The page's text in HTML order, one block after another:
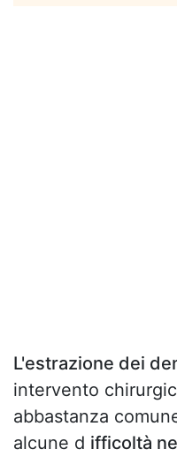
L'estrazione dei
intervento
abbastanza
alcune d ifficoltà